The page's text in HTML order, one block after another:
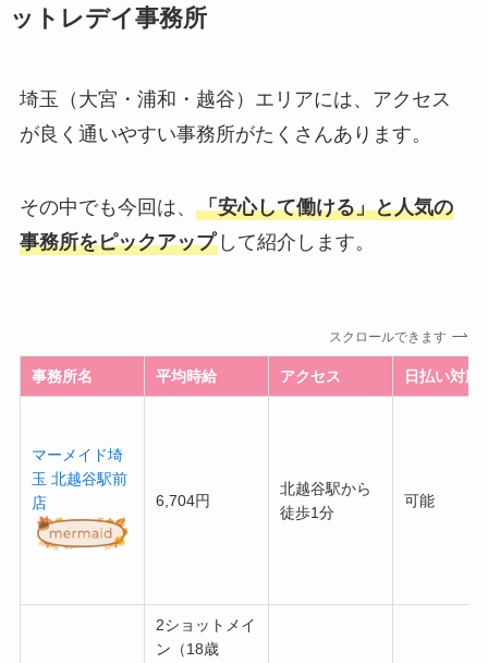
ットレデイ事務所
埼玉（大宮・浦和・越谷）エリアには、アクセス
が良く通いやすい事務所がたくさんあります。
その中でも今回は、 「安心して働ける」と人気の
事務所をピックアップして紹介します。
スクロールできます
事務所名 平均時給 アクセス 日払い対応
マーメイド埼
玉 北越谷駅前
店
6,704円
北越谷駅から
徒歩1分
可能
2ショットメイ
ン（18歳